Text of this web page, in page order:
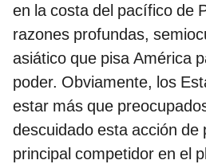
en la costa del pacífico de
razones profundas,
asiático que pisa América
poder. Obviamente, los
estar más que
descuidado esta acción de
principal competidor en el